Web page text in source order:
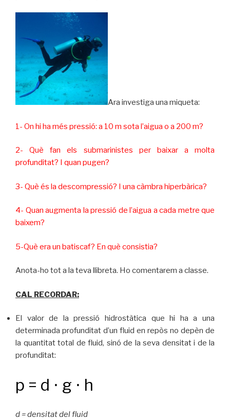
Ara investiga una miqueta:
1- On hi ha més pressió: a 10 m sota l’aigua o a 200 m?
2- Què fan els submarinistes per baixar a molta
profunditat? I quan pugen?
3- Què és la descompressió? I una càmbra hiperbàrica?
4- Quan augmenta la pressió de l’aigua a cada metre que
baixem?
5-Què era un batiscaf? En què consistia?
Anota-ho tot a la teva llibreta. Ho comentarem a classe.
CAL RECORDAR:
El valor de la pressió hidrostàtica que hi ha a una
determinada profunditat d’un fluid en repòs no depèn de
la quantitat total de fluid, sinó de la seva densitat i de la
profunditat:
p = d ⋅ g ⋅ h
d = densitat del fluid